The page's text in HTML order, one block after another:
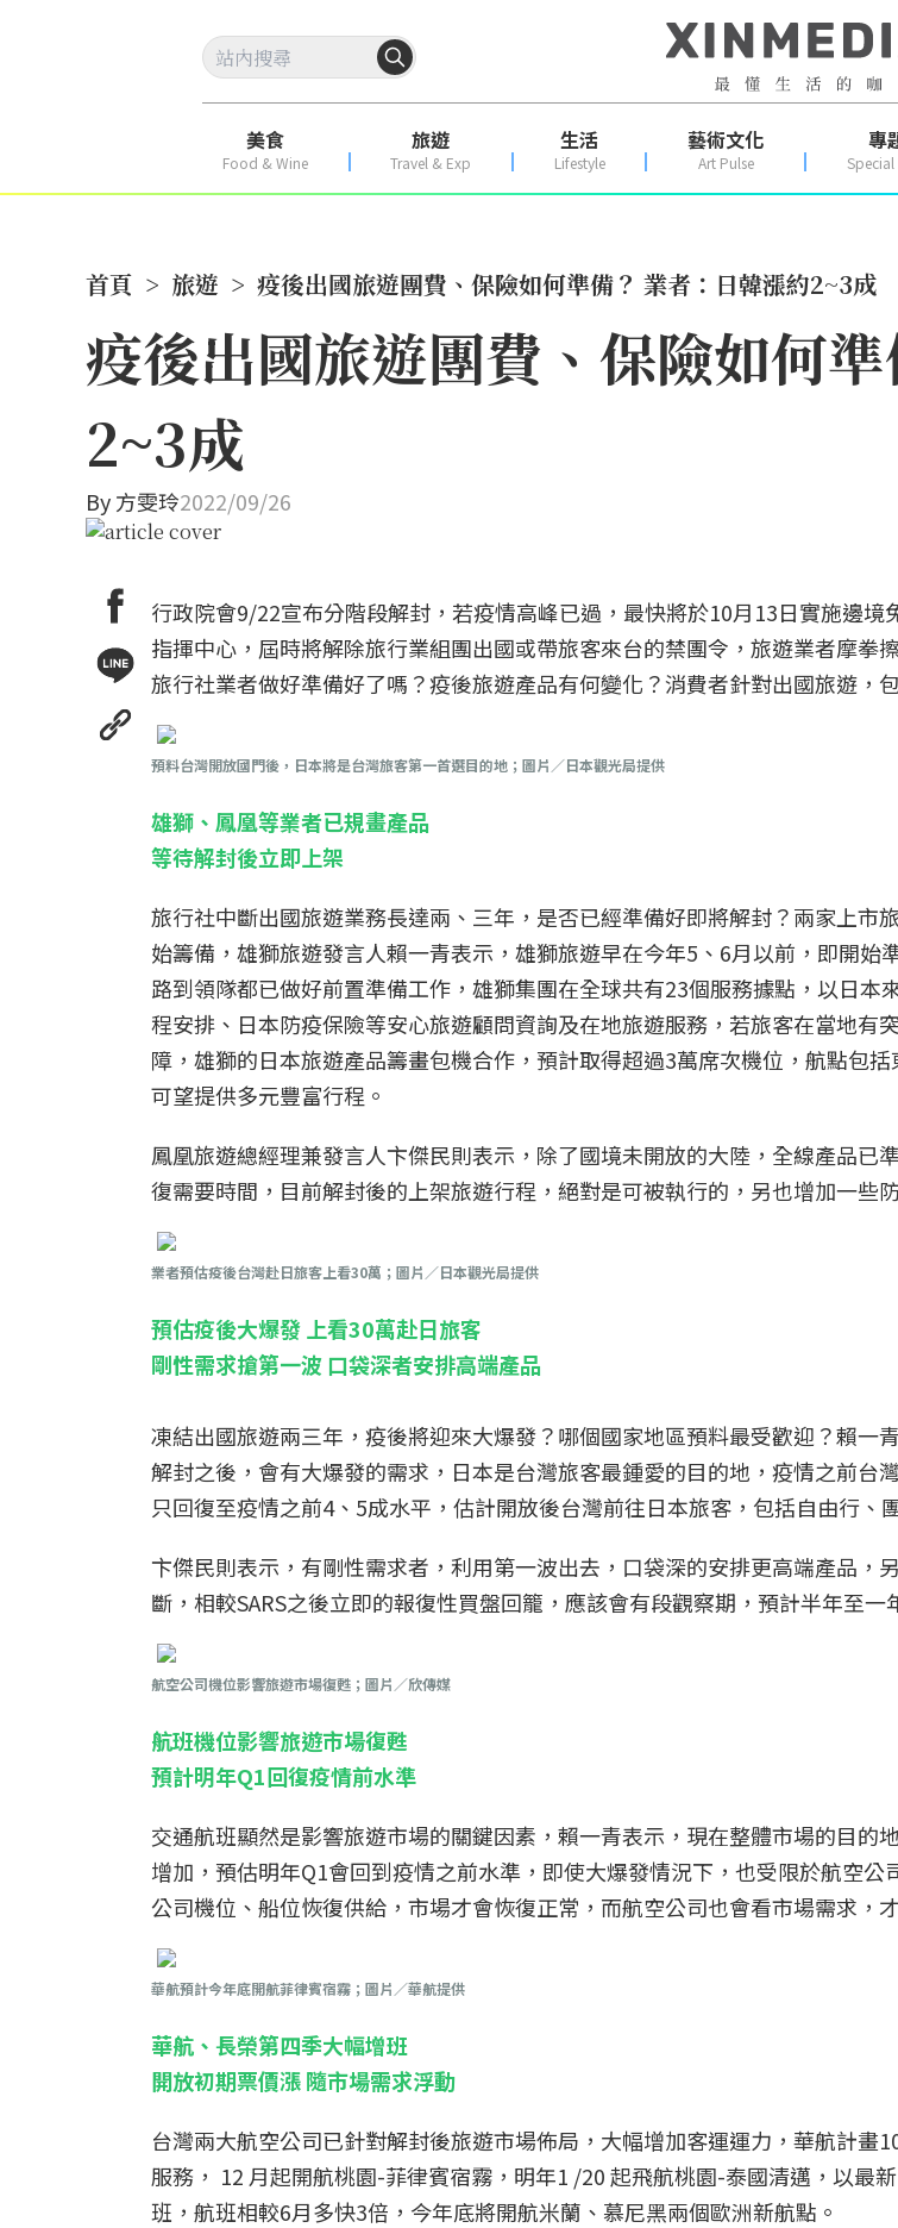
美食
Food & Wine
旅遊
Travel & Exp
生活
Lifestyle
藝術文化
Art Pulse
專
Special
首頁 > 旅遊 > 疫後出國旅遊團費、保險如何準備？ 業者：日韓漲約2~3成
疫後出國旅遊團費、保險如何
2~3成
By方雯玲2022/09/26
行政院會9/22宣布分階段解封，若疫情高峰已過，最快將於10月13日實施邊
指揮中心，屆時將解除旅行業組團出國或帶旅客來台的禁團令，旅遊業者摩拳
旅行社業者做好準備好了嗎？疫後旅遊產品有何變化？消費者針對出國旅遊，
預料台灣開放國門後，日本將是台灣旅客第一首選目的地；圖片／日本觀光局提供
雄獅、鳳凰等業者已規畫產品
等待解封後立即上架
旅行社中斷出國旅遊業務長達兩、三年，是否已經準備好即將解封？兩家上市
始籌備，雄獅旅遊發言人賴一青表示，雄獅旅遊早在今年5、6月以前，即開始
路到領隊都已做好前置準備工作，雄獅集團在全球共有23個服務據點，以日
程安排、日本防疫保險等安心旅遊顧問資詢及在地旅遊服務，若旅客在當地有
障，雄獅的日本旅遊產品籌畫包機合作，預計取得超過3萬席次機位，航點包
可望提供多元豐富行程。
鳳凰旅遊總經理兼發言人卞傑民則表示，除了國境未開放的大陸，全線產品已
復需要時間，目前解封後的上架旅遊行程，絕對是可被執行的，另也增加一些
業者預估疫後台灣赴日旅客上看30萬；圖片／日本觀光局提供
預估疫後大爆發 上看30萬赴日旅客
剛性需求搶第一波 口袋深者安排高端產品
凍結出國旅遊兩三年，疫後將迎來大爆發？哪個國家地區預料最受歡迎？賴一
解封之後，會有大爆發的需求，日本是台灣旅客最鍾愛的目的地，疫情之前台
只回復至疫情之前4、5成水平，估計開放後台灣前往日本旅客，包括自由行、
卞傑民則表示，有剛性需求者，利用第一波出去，口袋深的安排更高端產品，
斷，相較SARS之後立即的報復性買盤回籠，應該會有段觀察期，預計半年至一
航空公司機位影響旅遊市場復甦；圖片／欣傳媒
航班機位影響旅遊市場復甦
預計明年Q1回復疫情前水準
交通航班顯然是影響旅遊市場的關鍵因素，賴一青表示，現在整體市場的目的
增加，預估明年Q1會回到疫情之前水準，即使大爆發情況下，也受限於航空
公司機位、船位恢復供給，市場才會恢復正常，而航空公司也會看市場需求，
華航預計今年底開航菲律賓宿霧；圖片／華航提供
華航、長榮第四季大幅增班
開放初期票價漲 隨市場需求浮動
台灣兩大航空公司已針對解封後旅遊市場佈局，大幅增加客運運力，華航計畫
服務， 12 月起開航桃園-菲律賓宿霧，明年1 /20 起飛航桃園-泰國清邁，以最
班，航班相較6月多快3倍，今年底將開航米蘭、慕尼黑兩個歐洲新航點。